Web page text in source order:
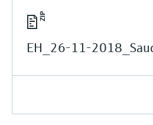
EH_26-11-